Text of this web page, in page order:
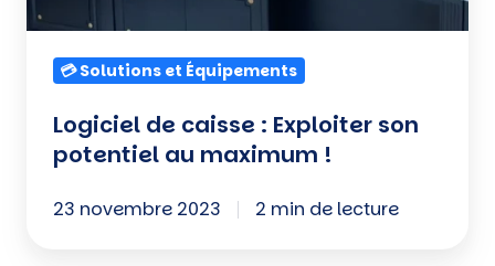
!
💳 Solutions et Équipements
Logiciel de caisse : Exploiter son
potentiel au maximum !
23 novembre 2023 2 min de lecture